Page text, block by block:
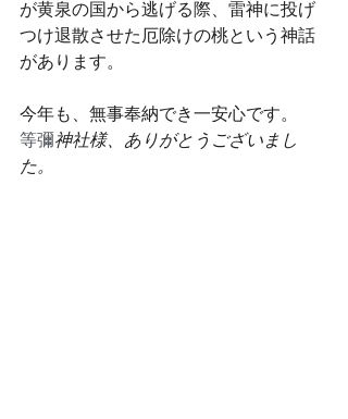
が黄泉の国から逃げる際、雷神に投げ
つけ退散させた厄除けの桃という神話
があります。
今年も、無事奉納でき一安心です。
等彌神社様、ありがとうございまし
た。